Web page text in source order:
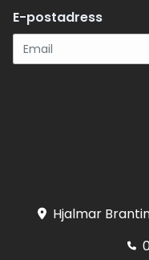
E-postadress
Hjalmar